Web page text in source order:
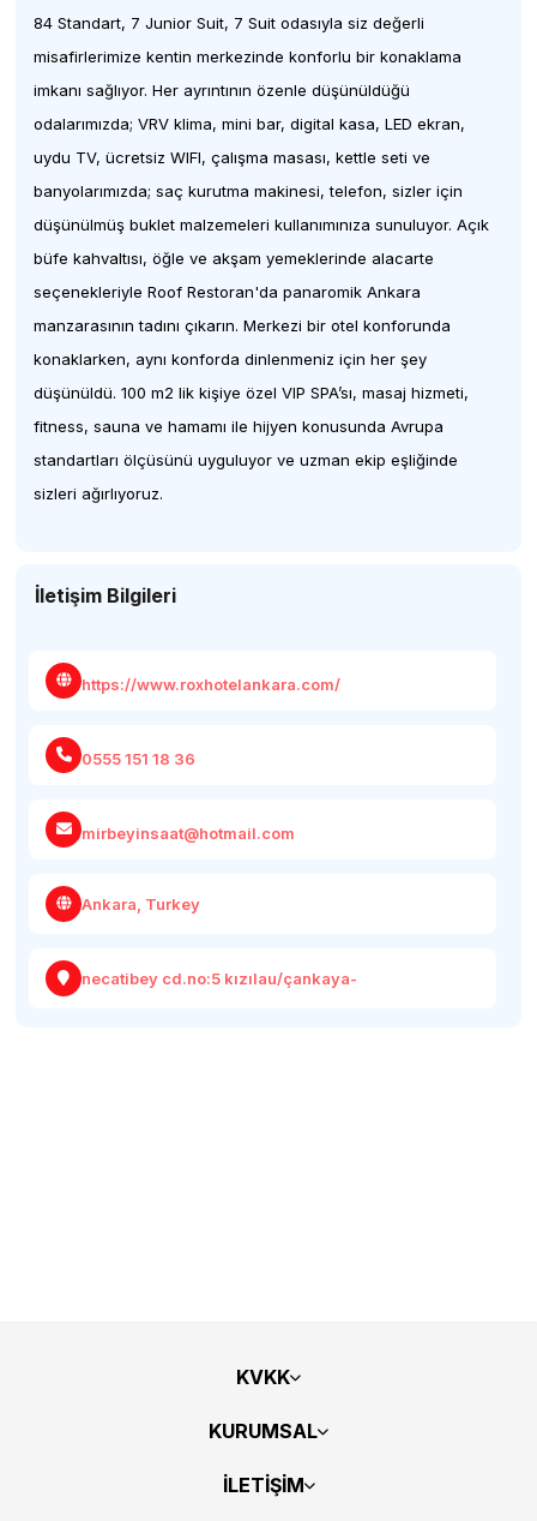
84 Standart, 7 Junior Suit, 7 Suit odasıyla siz değerli
misafirlerimize kentin merkezinde konforlu bir konaklama
imkanı sağlıyor. Her ayrıntının özenle düşünüldüğü
odalarımızda; VRV klima, mini bar, digital kasa, LED ekran,
uydu TV, ücretsiz WIFI, çalışma masası, kettle seti ve
banyolarımızda; saç kurutma makinesi, telefon, sizler için
düşünülmüş buklet malzemeleri kullanımınıza sunuluyor. Açık
büfe kahvaltısı, öğle ve akşam yemeklerinde alacarte
seçenekleriyle Roof Restoran'da panaromik Ankara
manzarasının tadını çıkarın. Merkezi bir otel konforunda
konaklarken, aynı konforda dinlenmeniz için her şey
düşünüldü. 100 m2 lik kişiye özel VIP SPA’sı, masaj hizmeti,
fitness, sauna ve hamamı ile hijyen konusunda Avrupa
standartları ölçüsünü uyguluyor ve uzman ekip eşliğinde
sizleri ağırlıyoruz.
İletişim Bilgileri
https://www.roxhotelankara.com/
0555 151 18 36
mirbeyinsaat@hotmail.com
Ankara, Turkey
necatibey cd.no:5 kızılau/çankaya-
KVKK
KURUMSAL
İLETİŞİM